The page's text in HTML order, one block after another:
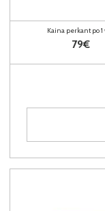
Kaina perkant po 1
79€